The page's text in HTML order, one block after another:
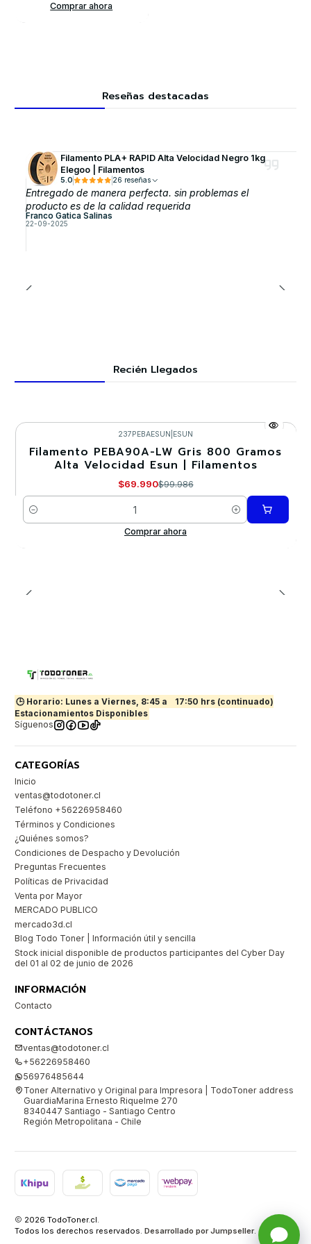
Comprar ahora
Reseñas destacadas
Filamento PLA+ RAPID Alta Velocidad Negro 1kg
Elegoo | Filamentos
5.0 26 reseñas
Entregado de manera perfecta. sin problemas el
producto es de la calidad requerida
Franco Gatica Salinas
22-09-2025
Recién Llegados
-30%
237PEBAESUN ESUN
Filamento PEBA90A-LW Gris 800 Gramos
Alta Velocidad Esun | Filamentos
$69.990$99.986
Cantidad
Comprar ahora
🕒 Horario: Lunes a Viernes, 8:45 a
17:50 hrs (continuado)
Estacionamientos Disponibles
Síguenos
CATEGORÍAS
Inicio
ventas@todotoner.cl
Teléfono +56226958460
Términos y Condiciones
¿Quiénes somos?
Condiciones de Despacho y Devolución
Preguntas Frecuentes
Políticas de Privacidad
Venta por Mayor
MERCADO PUBLICO
mercado3d.cl
Blog Todo Toner | Información útil y sencilla
Stock inicial disponible de productos participantes del Cyber Day
del 01 al 02 de junio de 2026
INFORMACIÓN
Contacto
CONTÁCTANOS
ventas@todotoner.cl
+56226958460
56976485644
Toner Alternativo y Original para Impresora | TodoToner address
GuardiaMarina Ernesto Riquelme 270
8340447 Santiago - Santiago Centro
Región Metropolitana - Chile
2026 TodoToner.cl.
Todos los derechos reservados. Desarrollado por Jumpseller.